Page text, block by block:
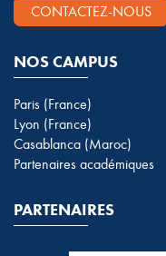
CONTACTEZ-NOUS
NOS CAMPUS
Paris (France)
Lyon (France)
Casablanca (Maroc)
Partenaires académiques
PARTENAIRES